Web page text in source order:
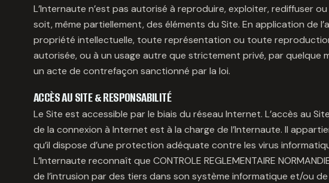
L’Internaute n’est pas autorisé à reproduire, exploiter, rediffuser
soit, même partiellement, des éléments du Site. En application de
propriété intellectuelle, toute représentation ou toute
autorisée, ou à un usage autre que strictement privé, par quelque
un acte de contrefaçon sanctionné par la loi.
ACCÈS AU SITE & RESPONSABILITÉ
Le Site est accessible par le biais du réseau Internet. L’accès au
de la connexion à Internet est à la charge de l’Internaute. Il
qu’il dispose d’une protection adéquate contre les virus
L’Internaute reconnaît que CONTROLE REGLEMENTAIRE
de l’intrusion par des tiers dans son système informatique et/ou